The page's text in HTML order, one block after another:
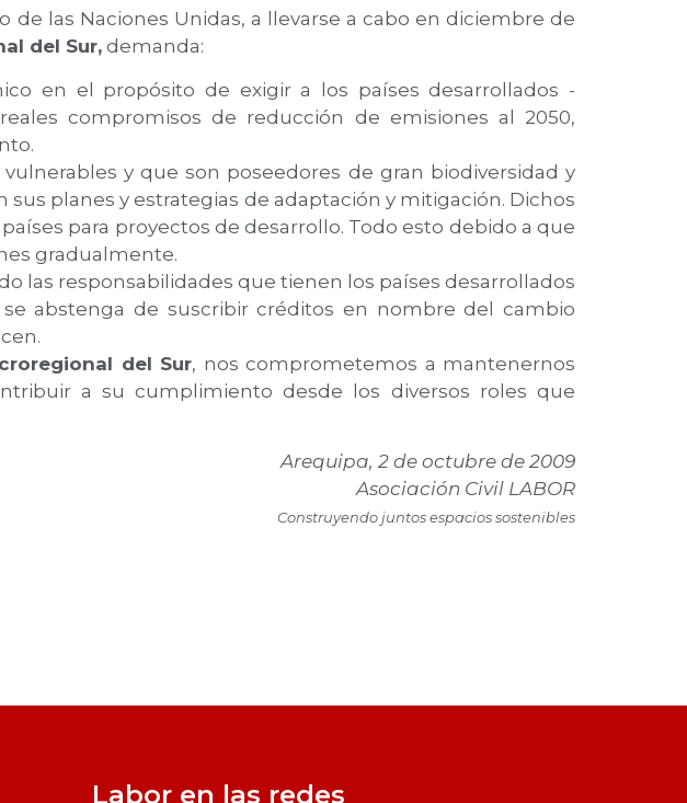
de las Naciones Unidas, a llevarse a cabo en diciembre de
del Sur, demanda:
en el propósito de exigir a los países desarrollados -
compromisos de reducción de emisiones al 2050,
y que son poseedores de gran biodiversidad y
planes y estrategias de adaptación y mitigación. Dichos
para proyectos de desarrollo. Todo esto debido a que
gradualmente.
las responsabilidades que tienen los países desarrollados
abstenga de suscribir créditos en nombre del cambio
del Sur, nos comprometemos a mantenernos
a su cumplimiento desde los diversos roles que
Arequipa, 2 de octubre de 2009
Asociación Civil LABOR
Construyendo juntos espacios sostenibles
Labor en las redes